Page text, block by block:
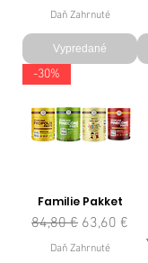
Daň Zahrnuté
Vypredané
-30%
Familie Pakket
Normálna cena
84,80 € Zľavnená
63,60 €
Daň Zahrnuté